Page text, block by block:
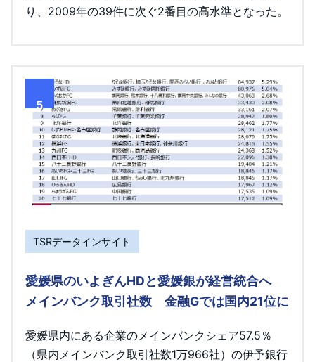
り、2009年の39件に次ぐ2番目の高水準となった。
5
TSRデータインサイト
愛媛県のいよぎんHDと愛媛銀が経営統合へ
メインバンク取引社数 金融Gでは国内21位に
愛媛県内にある企業のメインバンクシェア57.5％
（県内メインバンク取引社数1万966社）の伊予銀行